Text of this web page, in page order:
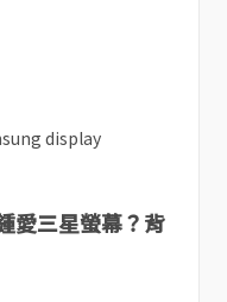
愛三星螢幕？背